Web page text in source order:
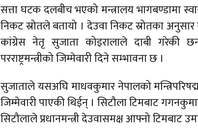
सत्ता घटक दलबीच भएको मन्त्रालय भागबण्डामा
निकट स्रोतले बतायो । देउवा निकट स्रोतका अनुसार
कांग्रेस नेतृ सुजाता कोइरालाले दाबी गरेकी
परराष्ट्रमन्त्रीको जिम्मेवारी दिने सम्भावना छ ।
सुजाताले यसअघि माधवकुमार नेपालको
जिम्मेवारी पाएकी थिईन् । सिटौला टिमबाट
सिटौलाले प्रधानमन्त्री देउवासमक्ष आफ्नो टिमबाट